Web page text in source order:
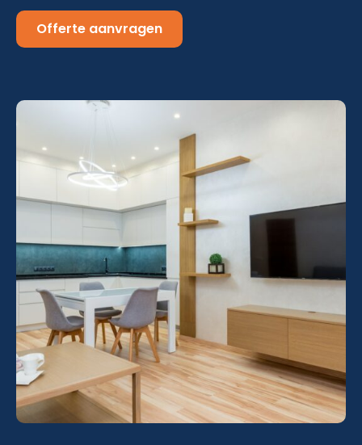
Offerte aanvragen